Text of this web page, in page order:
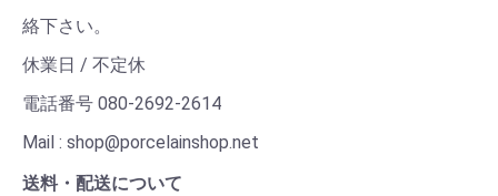
絡下さい。
休業日 / 不定休
電話番号 080-2692-2614
Mail : shop@porcelainshop.net
送料・配送について